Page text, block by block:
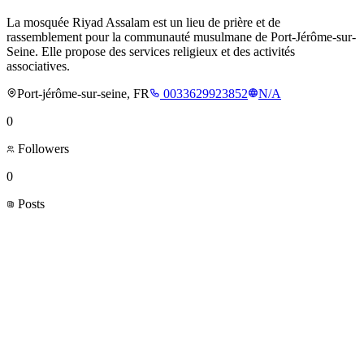
La mosquée Riyad Assalam est un lieu de prière et de
rassemblement pour la communauté musulmane de Port-Jérôme-sur-
Seine. Elle propose des services religieux et des activités
associatives.
Port-jérôme-sur-seine, FR
0033629923852
N/A
0
Followers
0
Posts